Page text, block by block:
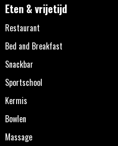
Eten & vrijetijd
Restaurant
Bed and Breakfast
Snackbar
Sportschool
Kermis
Bowlen
Massage